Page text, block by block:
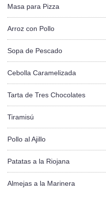
Masa para Pizza
Arroz con Pollo
Sopa de Pescado
Cebolla Caramelizada
Tarta de Tres Chocolates
Tiramisú
Pollo al Ajillo
Patatas a la Riojana
Almejas a la Marinera